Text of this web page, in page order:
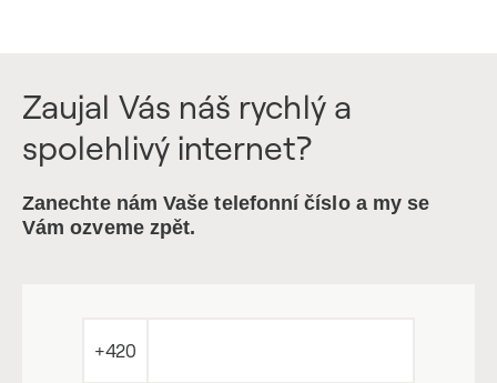
Zaujal Vás náš rychlý a
spolehlivý internet?
Zanechte nám Vaše telefonní číslo a my se
Vám ozveme zpět.
+420